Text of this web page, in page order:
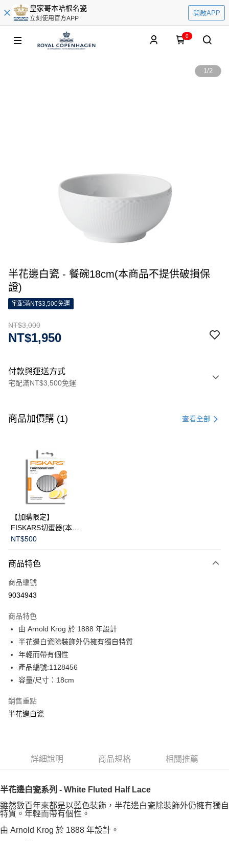
皇家哥本哈根名瓷
立刻使用官方APP
開啟APP
0
1/2
半花邊白瓷 - 餐碗18cm(本商品不提供破損保
證)
宅配滿NT$3,500免運
NT$3,000
NT$1,950
付款與運送方式
宅配滿NT$3,500免運
信用卡一次付款
3 期 0 利率 每期
合作金庫商業銀行
華南商業銀行
上海商業儲蓄銀行
國泰世華商業銀行
臺灣中小企業銀行
匯豐（台灣）商業銀行
聯邦商業銀行
元大商業銀行
台新國際商業銀行
LINE Pay
Apple Pay
運送方式
黑貓宅急便
商品加價購 (1) 查看全部
【加購限定】
FISKARS切蛋器(本商
品不提供破損保證)
NT$500
商品特色
商品編號
9034943
商品特色
由 Arnold Krog 於 1888 年設計
半花邊白瓷除裝飾外仍擁有獨自特質
年輕而帶有個性
產品編號:1128456
容量/尺寸：18cm
銷售重點
半花邊白瓷
詳細說明 商品規格 相關推薦
半花邊白瓷系列 - White Fluted Half Lace
雖然數百年來都是以藍色裝飾，半花邊白瓷除裝飾外仍擁有獨自
特質。年輕而帶有個性。
由 Arnold Krog 於 1888 年設計。